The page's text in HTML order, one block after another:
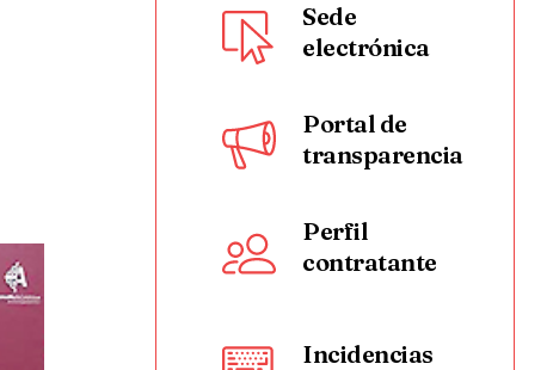
Sede
electrónica
Portal de
transparencia
Perfil
contratante
Incidencias